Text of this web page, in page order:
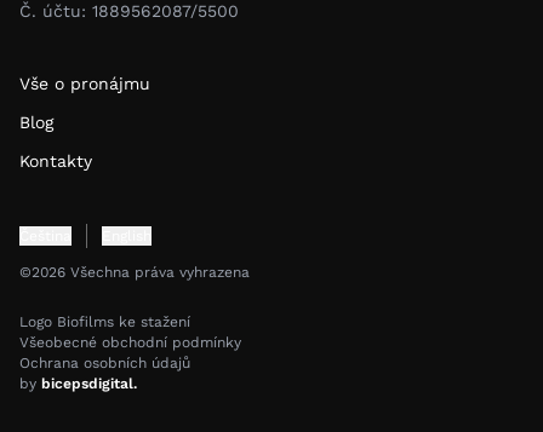
Vše o pronájmu
Blog
Kontakty
Č. účtu: 1889562087/5500
©2026 Všechna práva vyhrazena
Logo Biofilms ke stažení
Všeobecné obchodní podmínky
Ochrana osobních údajů
by bicepsdigital.